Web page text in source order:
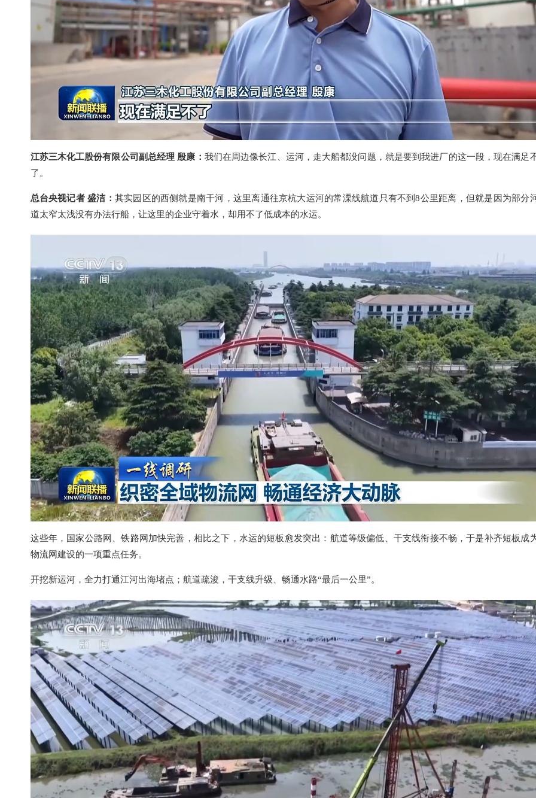
江苏三木化工股份有限公司副总经理 殷康 ： 我们在周边像长江、运河，走大船都没问题，就是要到我进厂的这一段，现在满足
了。
总台央视记者 盛洁： 其实园区的西侧就是南干河，这里离通往京杭大运河的常溧线航道只有不到8公里距离，但就是因为部分
道太窄太浅没有办法行船，让这里的企业守着水，却用不了低成本的水运。
这些年，国家公路网、铁路网加快完善，相比之下，水运的短板愈发突出：航道等级偏低、干支线衔接不畅，于是补齐短板成
物流网建设的一项重点任务。
开挖新运河，全力打通江河出海堵点；航道疏浚，干支线升级、畅通水路“最后一公里”。